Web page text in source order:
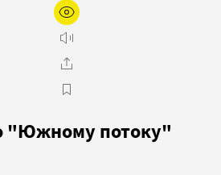
"Южному потоку"